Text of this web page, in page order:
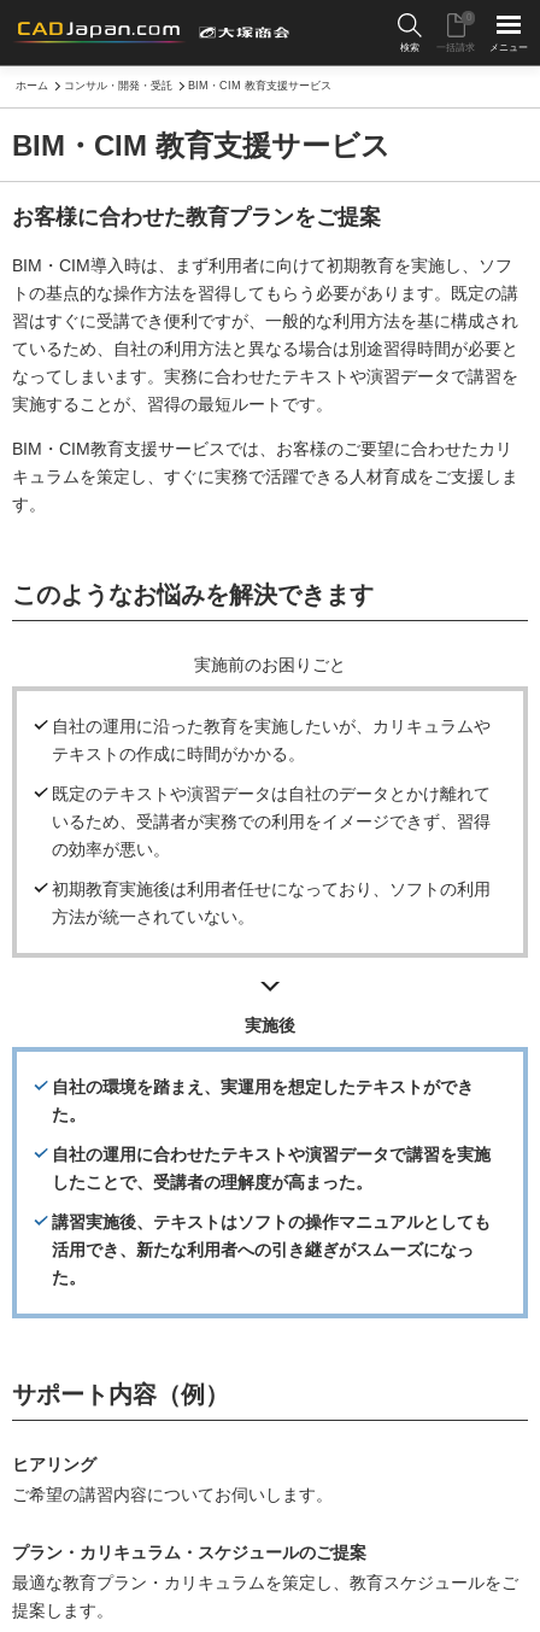
検索 一括請求
0
メニュー
ホーム コンサル・開発・受託 BIM・CIM 教育支援サービス
BIM・CIM 教育支援サービス
お客様に合わせた教育プランをご提案
BIM・CIM導入時は、まず利用者に向けて初期教育を実施し、ソフ
トの基点的な操作方法を習得してもらう必要があります。既定の講
習はすぐに受講でき便利ですが、一般的な利用方法を基に構成され
ているため、自社の利用方法と異なる場合は別途習得時間が必要と
なってしまいます。実務に合わせたテキストや演習データで講習を
実施することが、習得の最短ルートです。
BIM・CIM教育支援サービスでは、お客様のご要望に合わせたカリ
キュラムを策定し、すぐに実務で活躍できる人材育成をご支援しま
す。
このようなお悩みを解決できます
実施前のお困りごと
自社の運用に沿った教育を実施したいが、カリキュラムや
テキストの作成に時間がかかる。
既定のテキストや演習データは自社のデータとかけ離れて
いるため、受講者が実務での利用をイメージできず、習得
の効率が悪い。
初期教育実施後は利用者任せになっており、ソフトの利用
方法が統一されていない。
実施後
自社の環境を踏まえ、実運用を想定したテキストができ
た。
自社の運用に合わせたテキストや演習データで講習を実施
したことで、受講者の理解度が高まった。
講習実施後、テキストはソフトの操作マニュアルとしても
活用でき、新たな利用者への引き継ぎがスムーズになっ
た。
サポート内容（例）
ヒアリング
ご希望の講習内容についてお伺いします。
プラン・カリキュラム・スケジュールのご提案
最適な教育プラン・カリキュラムを策定し、教育スケジュールをご
提案します。